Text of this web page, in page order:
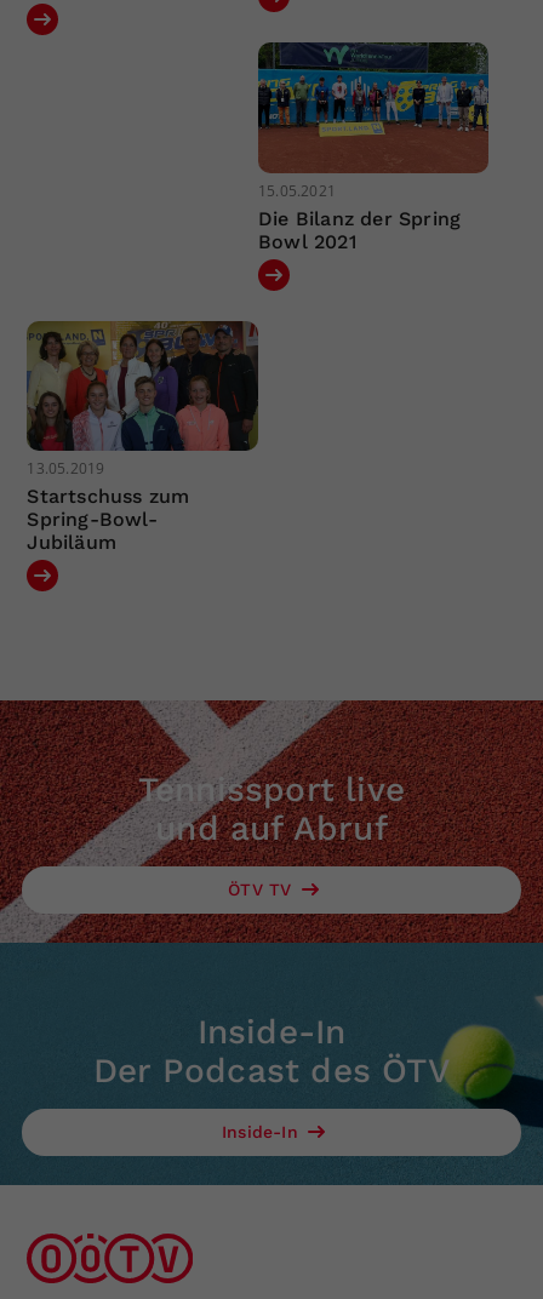
15.05.2021
Die Bilanz der Spring
Bowl 2021
13.05.2019
Startschuss zum
Spring-Bowl-
Jubiläum
Tennissport live
und auf Abruf
ÖTV TV
Inside-In
Der Podcast des ÖTV
Inside-In